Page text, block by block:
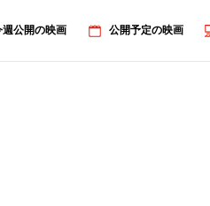
週公開の映画 公開予定の映画